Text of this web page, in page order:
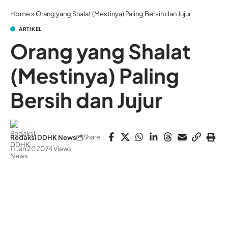
Home»Orang yang Shalat (Mestinya) Paling Bersih dan Jujur
ARTIKEL
Orang yang Shalat
(Mestinya) Paling
Bersih dan Jujur
Redaksi DDHK News
11 Jan 202074 Views
Share